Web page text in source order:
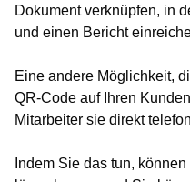
Dokument verknüpfen, in
und einen Bericht
Eine andere Möglichkeit,
QR-Code auf Ihren
Mitarbeiter sie direkt
Indem Sie das tun,